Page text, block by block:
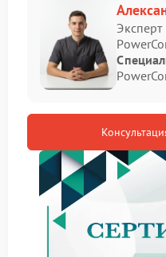
Симптомы
Определить
признакам:
индикаторы
устройство
В таких случаях
восстановления
зарядки.
Причины и